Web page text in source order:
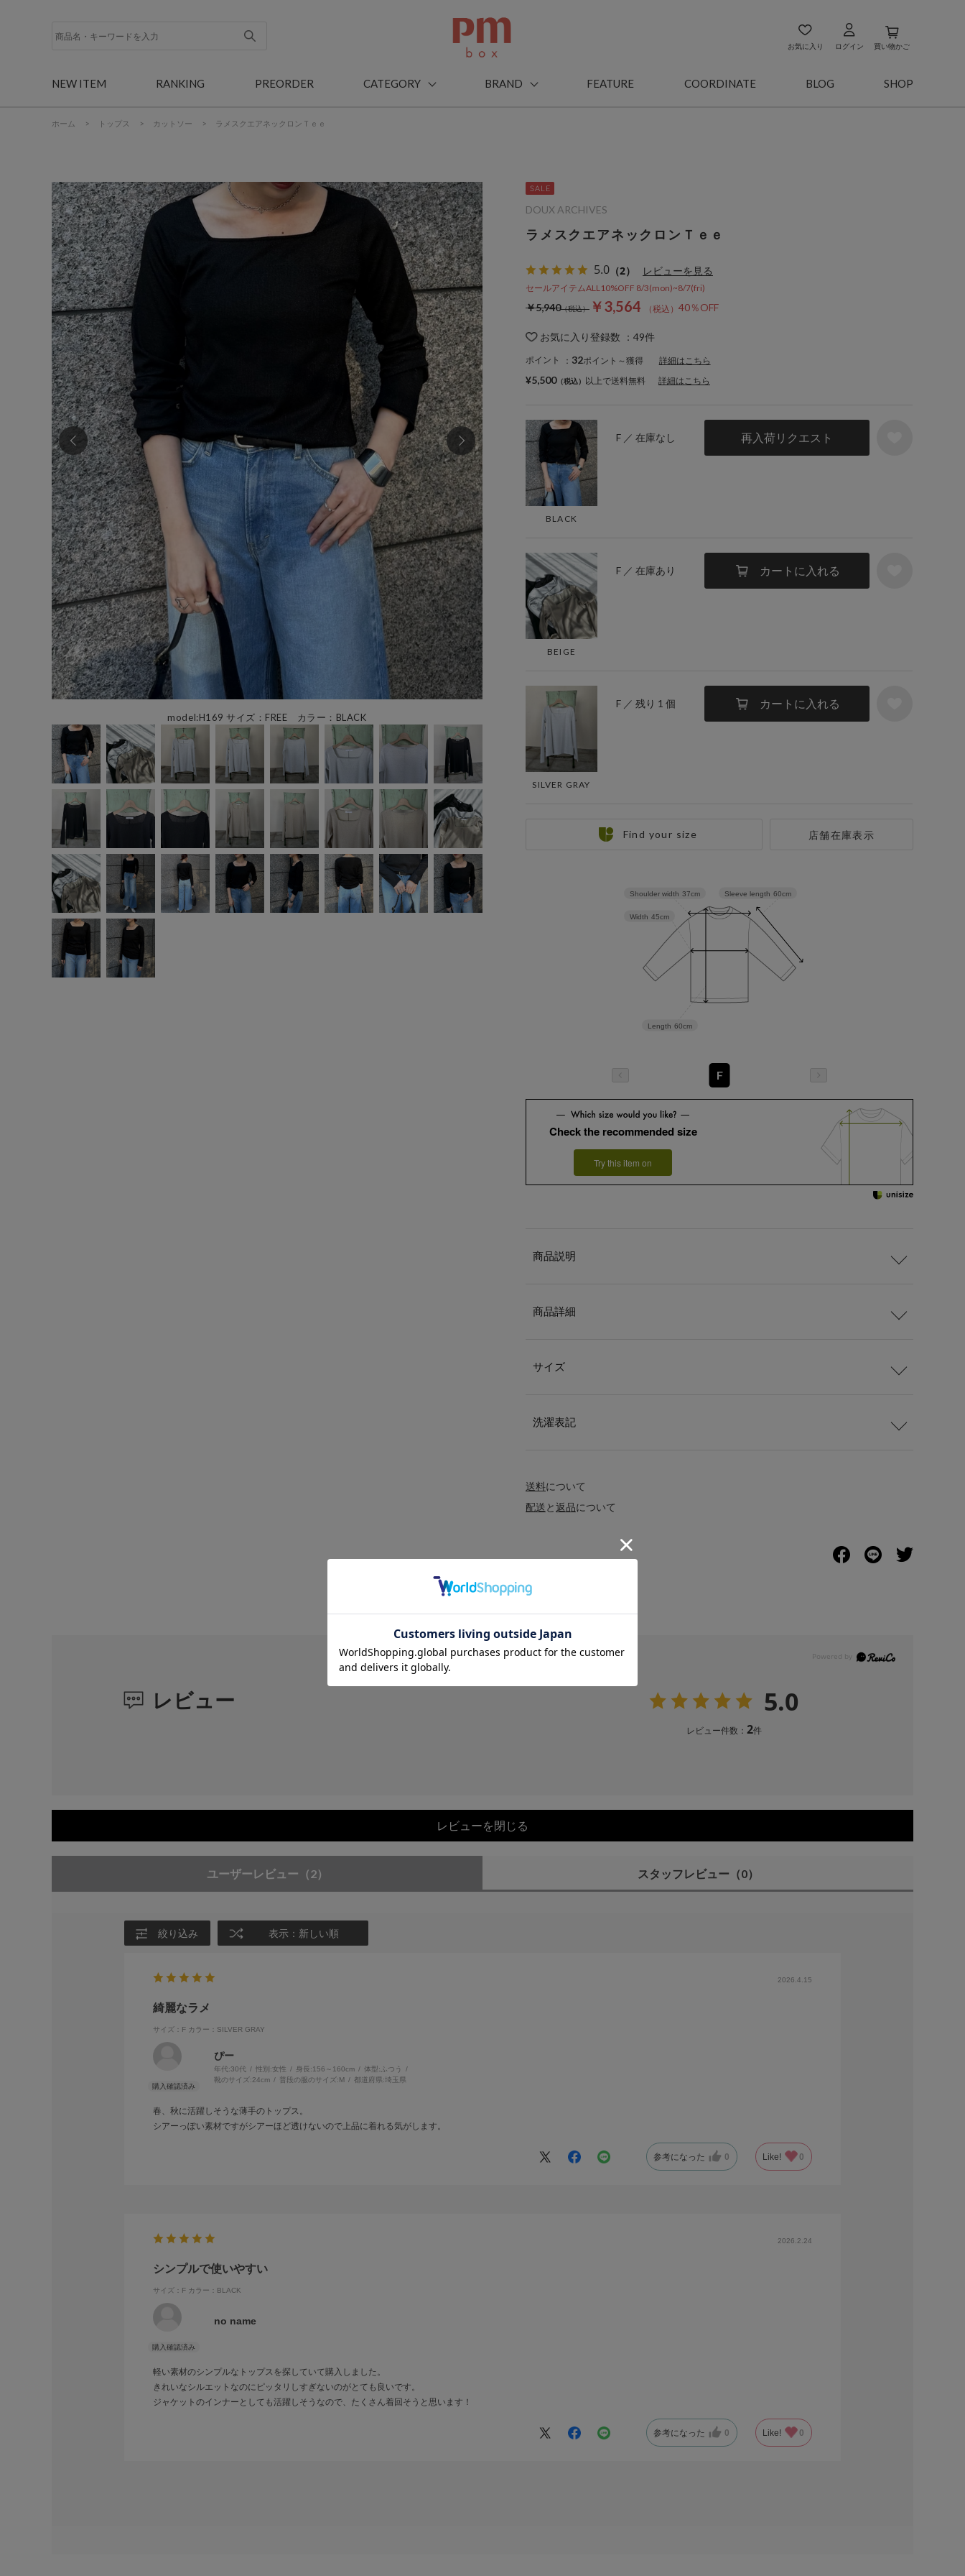
お気に入り ログイン 買い物かご
NEW ITEM RANKING PREORDER CATEGORY BRAND FEATURE COORDINATE BLOG SHOP
ホーム > トップス > カットソー > ラメスクエアネックロンＴｅｅ
model:H169 サイズ：FREE カラー：BLACK
ラメスクエアネックロンＴｅｅ
5.0 （2） レビューを見る
セールアイテムALL10%OFF 8/3(mon)~8/7(fri)
￥3,564 40％OFF
￥5,940
お気に入り登録数 ：49件
ポイント ： 32ポイント～獲得 詳細はこちら
BLACK
F ／ 在庫なし 再入荷リクエスト
BEIGE
F ／ 在庫あり カートに入れる
SILVER GRAY
F ／ 残り 1 個 カートに入れる
店舗在庫表示
DOUX ARCHIVES
¥5,500 以上で送料無料 詳細はこちら
Find your size
Sleeve length 60cm
Length 60cm
Width 45cm
Shoulder width 37cm
F
Check the recommended size
Try this item on
商品説明
商品詳細
サイズ
洗濯表記
送料について
配送と返品について
レビュー 5.0
レビュー件数： 2件
レビューを閉じる
ユーザーレビュー （2） スタッフレビュー （0）
絞り込み 表示：新しい順
2026.4.15
綺麗なラメ
サイズ：F カラー：SILVER GRAY
ぴー
年代:30代 性別:女性 身長:156～160cm 体型: ふつう
靴のサイズ:24cm 普段の服のサイズ:M 都道府県:埼玉県
春、秋に活躍しそうな薄手のトップス。
シアーっぽい素材ですがシアーほど透けないので上品に着れる気がします。
参考になった 0 Like! 0
2026.2.24
シンプルで使いやすい
サイズ：F カラー：BLACK
no name
軽い素材のシンプルなトップスを探していて購入しました。
きれいなシルエットなのにピッタリしすぎないのがとても良いです。
ジャケットのインナーとしても活躍しそうなので、たくさん着回そうと思います！
参考になった 0 Like! 0